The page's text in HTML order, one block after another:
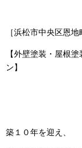
［浜松市中央区恩地
【外壁塗装・屋根
ン】
築１０年を迎え、